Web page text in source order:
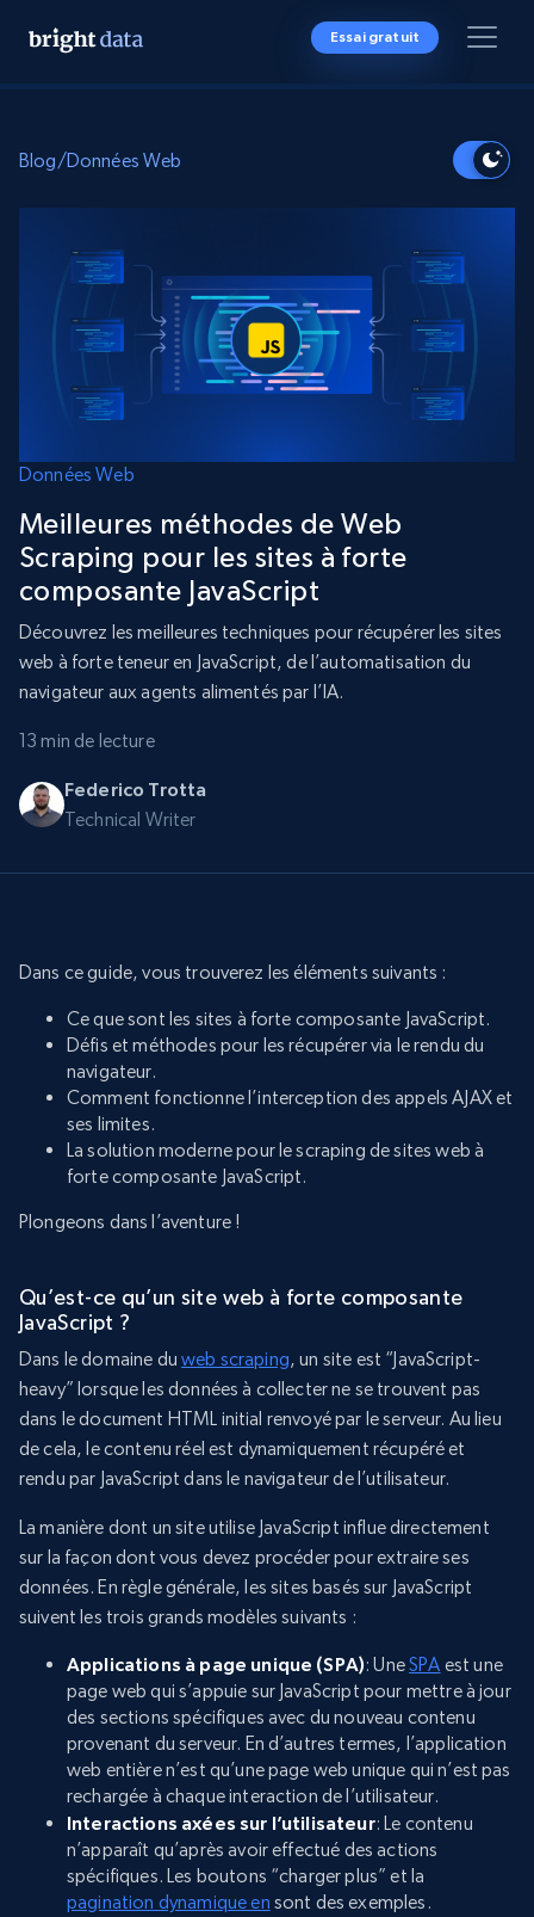
Essai gratuit
Blog/Données Web
Données Web
Meilleures méthodes de Web
Scraping pour les sites à forte
composante JavaScript
Découvrez les meilleures techniques pour récupérer les sites
web à forte teneur en JavaScript, de l’automatisation du
navigateur aux agents alimentés par l’IA.
13 min de lecture
Federico Trotta
Technical Writer
Dans ce guide, vous trouverez les éléments suivants :
Ce que sont les sites à forte composante JavaScript.
Défis et méthodes pour les récupérer via le rendu du
navigateur.
Comment fonctionne l’interception des appels AJAX et
ses limites.
La solution moderne pour le scraping de sites web à
forte composante JavaScript.
Plongeons dans l’aventure !
Qu’est-ce qu’un site web à forte composante
JavaScript ?
Dans le domaine duweb scraping, un site est “JavaScript-
heavy” lorsque les données à collecter ne se trouvent pas
dans le document HTML initial renvoyé par le serveur. Au lieu
de cela, le contenu réel est dynamiquement récupéré et
rendu par JavaScript dans le navigateur de l’utilisateur.
La manière dont un site utilise JavaScript influe directement
sur la façon dont vous devez procéder pour extraire ses
données. En règle générale, les sites basés sur JavaScript
suivent les trois grands modèles suivants :
Applications à page unique (SPA): UneSPA est une
page web qui s’appuie sur JavaScript pour mettre à jour
des sections spécifiques avec du nouveau contenu
provenant du serveur. En d’autres termes, l’application
web entière n’est qu’une page web unique qui n’est pas
rechargée à chaque interaction de l’utilisateur.
Interactions axées sur l’utilisateur: Le contenu
n’apparaît qu’après avoir effectué des actions
spécifiques. Les boutons “charger plus” et la
pagination dynamique en sont des exemples.